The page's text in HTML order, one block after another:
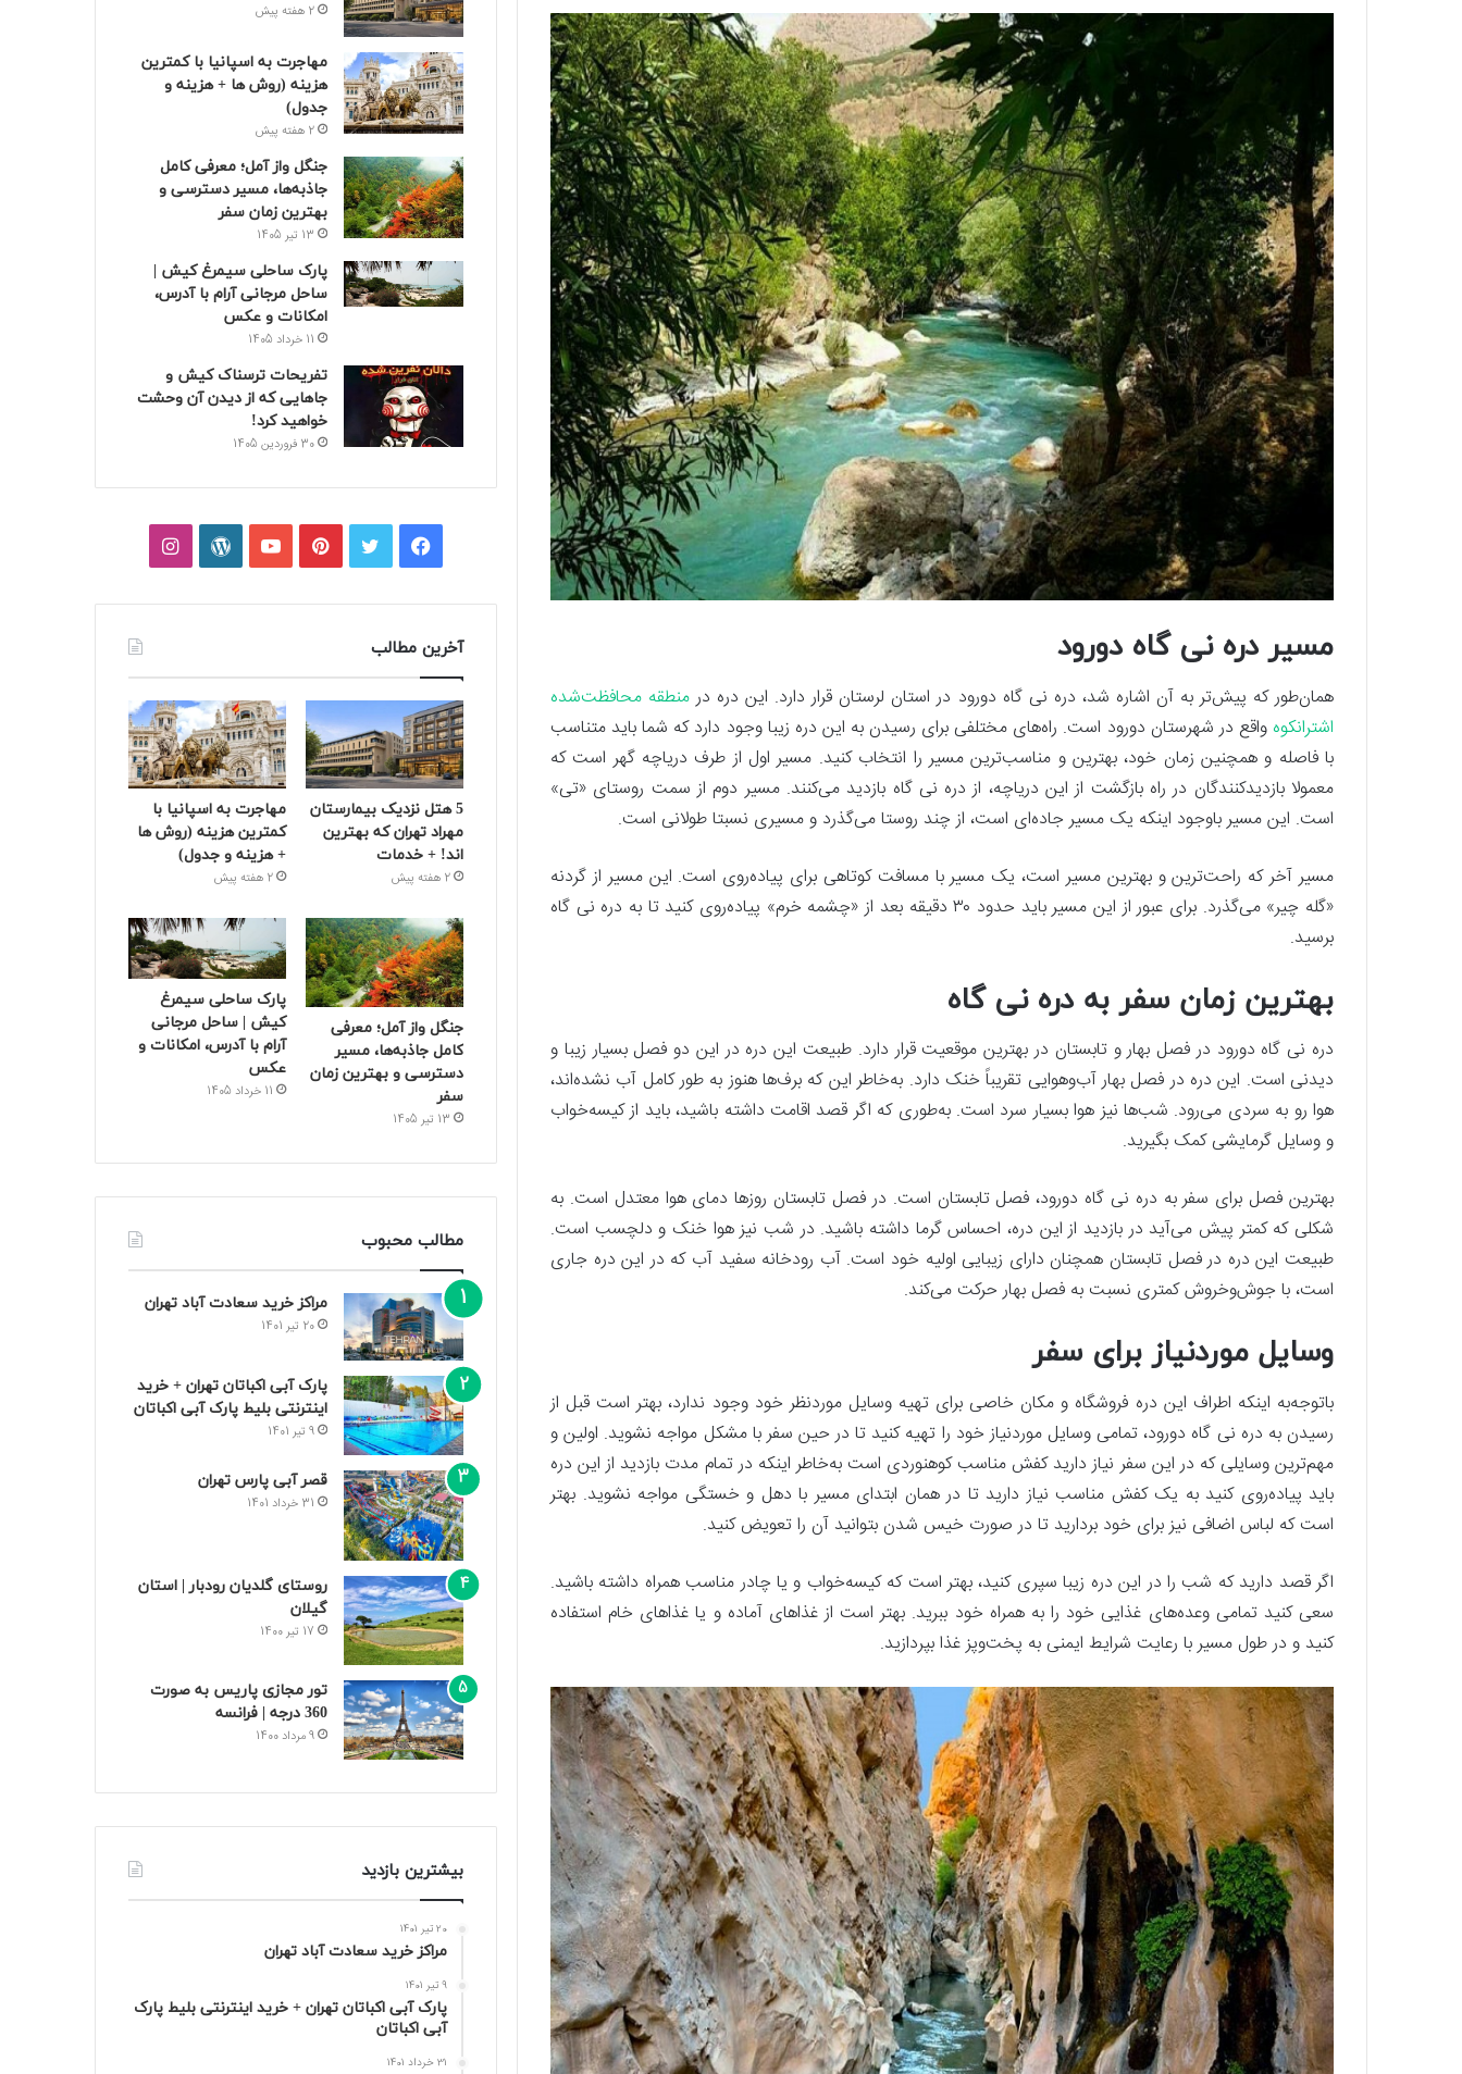
مسیر دره نی گاه دورود
همان‌طور که پیش‌تر به آن اشاره شد، دره نی گاه دورود در استان لرستان قرار دارد. این دره درمنطقه محافظت‌شده
اشترانکوه واقع در شهرستان دورود است. راه‌های مختلفی برای رسیدن به این دره زیبا وجود دارد که شما باید متناسب
با فاصله و همچنین زمان خود، بهترین و مناسب‌ترین مسیر را انتخاب کنید. مسیر اول از طرف دریاچه گهر است که
معمولا بازدیدکنندگان در راه بازگشت از این دریاچه، از دره نی گاه بازدید می‌کنند. مسیر دوم از سمت روستای «تی»
است. این مسیر باوجود اینکه یک مسیر جاده‌ای است، از چند روستا می‌گذرد و مسیری نسبتا طولانی است.
مسیر آخر که راحت‌ترین و بهترین مسیر است، یک مسیر با مسافت کوتاهی برای پیاده‌روی است. این مسیر از گردنه
«گله چیر» می‌گذرد. برای عبور از این مسیر باید حدود ۳۰ دقیقه بعد از «چشمه خرم» پیاده‌روی کنید تا به دره نی گاه
برسید.
بهترین زمان سفر به دره نی گاه
دره نی گاه دورود در فصل بهار و تابستان در بهترین موقعیت قرار دارد. طبیعت این دره در این دو فصل بسیار زیبا و
دیدنی است. این دره در فصل بهار آب‌وهوایی تقریباً خنک دارد. به‌خاطر این که برف‌ها هنوز به طور کامل آب نشده‌اند،
هوا رو به سردی می‌رود. شب‌ها نیز هوا بسیار سرد است. به‌طوری که اگر قصد اقامت داشته باشید، باید از کیسه‌خواب
و وسایل گرمایشی کمک بگیرید.
بهترین فصل برای سفر به دره نی گاه دورود، فصل تابستان است. در فصل تابستان روزها دمای هوا معتدل است. به
شکلی که کمتر پیش می‌آید در بازدید از این دره، احساس گرما داشته باشید. در شب نیز هوا خنک و دلچسب است.
طبیعت این دره در فصل تابستان همچنان دارای زیبایی اولیه خود است. آب رودخانه سفید آب که در این دره جاری
است، با جوش‌وخروش کمتری نسبت به فصل بهار حرکت می‌کند.
وسایل موردنیاز برای سفر
باتوجه‌به اینکه اطراف این دره فروشگاه و مکان خاصی برای تهیه وسایل موردنظر خود وجود ندارد، بهتر است قبل از
رسیدن به دره نی گاه دورود، تمامی وسایل موردنیاز خود را تهیه کنید تا در حین سفر با مشکل مواجه نشوید. اولین و
مهم‌ترین وسایلی که در این سفر نیاز دارید کفش مناسب کوهنوردی است به‌خاطر اینکه در تمام مدت بازدید از این دره
باید پیاده‌روی کنید به یک کفش مناسب نیاز دارید تا در همان ابتدای مسیر با دهل و خستگی مواجه نشوید. بهتر
است که لباس اضافی نیز برای خود بردارید تا در صورت خیس شدن بتوانید آن را تعویض کنید.
اگر قصد دارید که شب را در این دره زیبا سپری کنید، بهتر است که کیسه‌خواب و یا چادر مناسب همراه داشته باشید.
سعی کنید تمامی وعده‌های غذایی خود را به همراه خود ببرید. بهتر است از غذاهای آماده و یا غذاهای خام استفاده
کنید و در طول مسیر با رعایت شرایط ایمنی به پخت‌وپز غذا بپردازید.
2 هفته پیش
مهاجرت به اسپانیا با کمترین
هزینه (روش ها + هزینه و
جدول)
2 هفته پیش
جنگل واز آمل؛ معرفی کامل
جاذبه‌ها، مسیر دسترسی و
بهترین زمان سفر
13 تیر 1405
پارک ساحلی سیمرغ کیش |
ساحل مرجانی آرام با آدرس،
امکانات و عکس
11 خرداد 1405
تفریحات ترسناک کیش و
جاهایی که از دیدن آن وحشت
خواهید کرد!
30 فروردین 1405
فیسبوکتوییترپینتریستیوتیوبوردپرساینستاگرام
آخرین مطالب
5 هتل نزدیک بیمارستان
مهراد تهران که بهترین‌
اند! + خدمات
2 هفته پیش
مهاجرت به اسپانیا با
کمترین هزینه (روش ها
+ هزینه و جدول)
2 هفته پیش
جنگل واز آمل؛ معرفی
کامل جاذبه‌ها، مسیر
دسترسی و بهترین زمان
سفر
13 تیر 1405
پارک ساحلی سیمرغ
کیش | ساحل مرجانی
آرام با آدرس، امکانات و
عکس
11 خرداد 1405
مطالب محبوب
مراکز خرید سعادت‌ آباد تهران
20 تیر 1401
پارک آبی اکباتان تهران + خرید
اینترنتی بلیط پارک آبی اکباتان
9 تیر 1401
قصر آبی پارس تهران
31 خرداد 1401
روستای گلدیان رودبار | استان
گیلان
17 تیر 1400
تور مجازی پاریس به صورت
360 درجه | فرانسه
9 مرداد 1400
بیشترین بازدید
20 تیر 1401
مراکز خرید سعادت‌ آباد تهران
9 تیر 1401
پارک آبی اکباتان تهران + خرید اینترنتی بلیط پارک
آبی اکباتان
31 خرداد 1401